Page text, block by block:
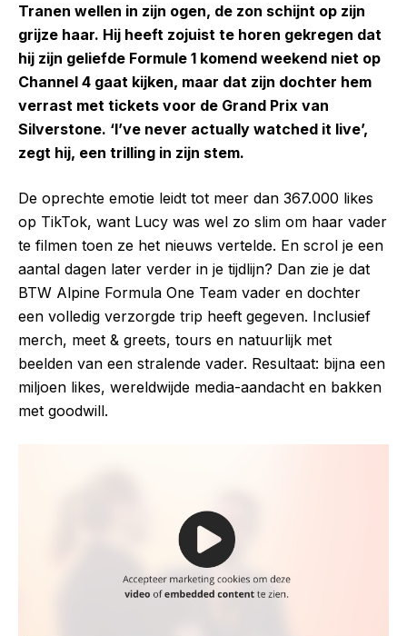
Tranen wellen in zijn ogen, de zon schijnt op zijn
grijze haar. Hij heeft zojuist te horen gekregen dat
hij zijn geliefde Formule 1 komend weekend niet op
Channel 4 gaat kijken, maar dat zijn dochter hem
verrast met tickets voor de Grand Prix van
Silverstone. ‘I’ve never actually watched it live’,
zegt hij, een trilling in zijn stem.
De oprechte emotie leidt tot meer dan 367.000 likes
op TikTok, want Lucy was wel zo slim om haar vader
te filmen toen ze het nieuws vertelde. En scrol je een
aantal dagen later verder in je tijdlijn? Dan zie je dat
BTW Alpine Formula One Team vader en dochter
een volledig verzorgde trip heeft gegeven. Inclusief
merch, meet & greets, tours en natuurlijk met
beelden van een stralende vader. Resultaat: bijna een
miljoen likes, wereldwijde media-aandacht en bakken
met goodwill.